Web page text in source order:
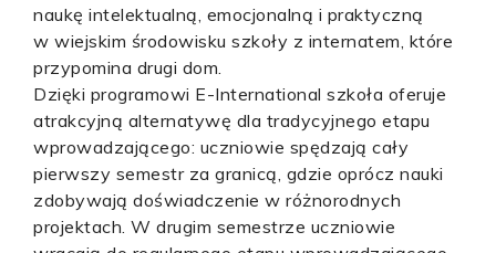
naukę intelektualną, emocjonalną i praktyczną
w wiejskim środowisku szkoły z internatem, które
przypomina drugi dom.
Dzięki programowi E-International szkoła oferuje
atrakcyjną alternatywę dla tradycyjnego etapu
wprowadzającego: uczniowie spędzają cały
pierwszy semestr za granicą, gdzie oprócz nauki
zdobywają doświadczenie w różnorodnych
projektach. W drugim semestrze uczniowie